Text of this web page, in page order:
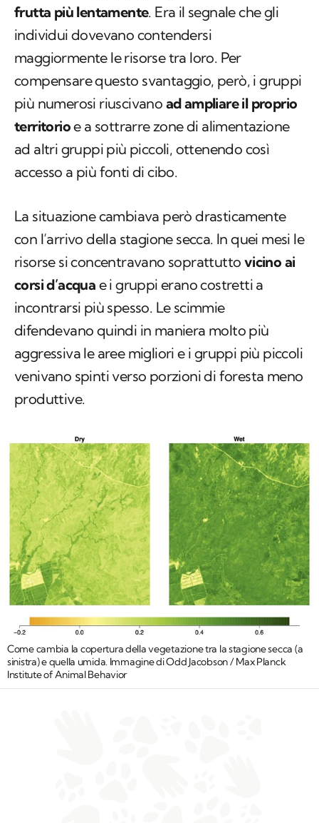
frutta più lentamente. Era il segnale che gli
individui dovevano contendersi
maggiormente le risorse tra loro. Per
compensare questo svantaggio, però, i gruppi
più numerosi riuscivano ad ampliare il proprio
territorioe a sottrarre zone di alimentazione
ad altri gruppi più piccoli, ottenendo così
accesso a più fonti di cibo.
La situazione cambiava però drasticamente
con l’arrivo della stagione secca. In quei mesi le
risorse si concentravano soprattutto vicino ai
corsi d’acqua e i gruppi erano costretti a
incontrarsi più spesso. Le scimmie
difendevano quindi in maniera molto più
aggressiva le aree migliori e i gruppi più piccoli
venivano spinti verso porzioni di foresta meno
produttive.
Come cambia la copertura della vegetazione tra la stagione secca (a
sinistra) e quella umida. Immagine di Odd Jacobson / Max Planck
Institute of Animal Behavior